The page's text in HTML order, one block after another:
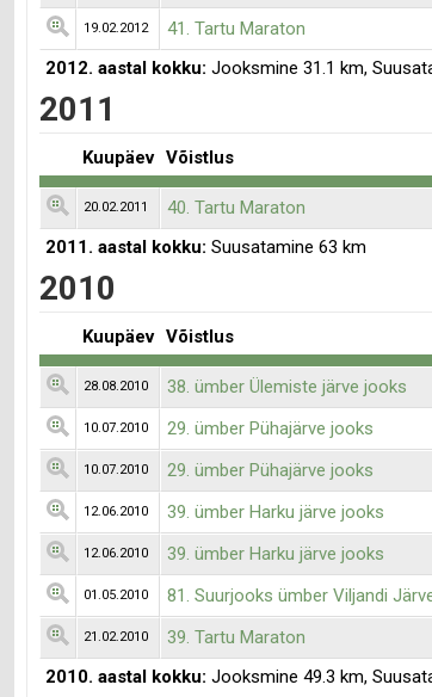
19.02.2012 41. Tartu Maraton
2012. aastal kokku: Jooksmine 31.1 km,
2011
Kuupäev Võistlus
20.02.2011 40. Tartu Maraton
2011. aastal kokku: Suusatamine 63 km
2010
Kuupäev Võistlus
28.08.2010 38. ümber Ülemiste järve jooks
10.07.2010 29. ümber Pühajärve jooks
10.07.2010 29. ümber Pühajärve jooks
12.06.2010 39. ümber Harku järve jooks
12.06.2010 39. ümber Harku järve jooks
01.05.2010 81. Suurjooks ümber Viljandi
21.02.2010 39. Tartu Maraton
2010. aastal kokku: Jooksmine 49.3 km,